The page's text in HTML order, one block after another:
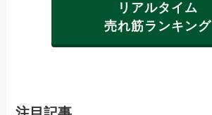
リアルタイム
売れ筋ランキング